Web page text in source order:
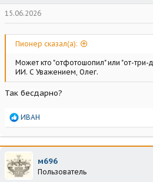
15.06.2026
Пионер сказал(а):
Может кто "отфотошопил" или "от-три-
ИИ. С Уважением, Олег.
Так бесдарно?
Р
а
к
ц
и
и
ИВАН
м696
Пользователь